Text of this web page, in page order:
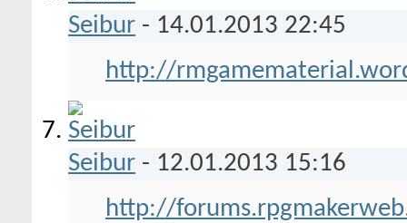
Seibur - 14.01.2013 22:45
http://
Seibur - 12.01.2013 15:16
http://